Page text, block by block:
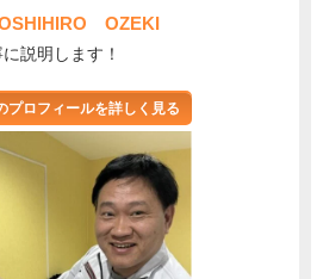
OZEKI
説明します！
プロフィールを詳しく見る